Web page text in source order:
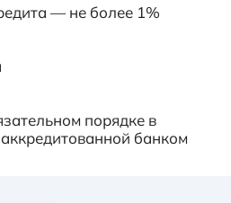
— не более 1%
порядке в
банком